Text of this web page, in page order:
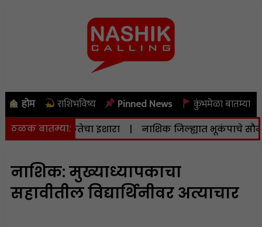
होम राशिभविष्य Pinned News कुंभमेळा बातम्या
ठळक बातम्या:
सतर्कतेचा इशारा | नाशिक जिल्ह्यात भूकंपाचे सौम्य
नाशिक: मुख्याध्यापकाचा
सहावीतील विद्यार्थिनीवर अत्याचार